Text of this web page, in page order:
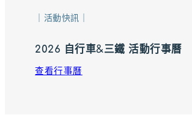
｜活動快訊｜
2026 自行車&三鐵 活動行事曆
查看行事曆